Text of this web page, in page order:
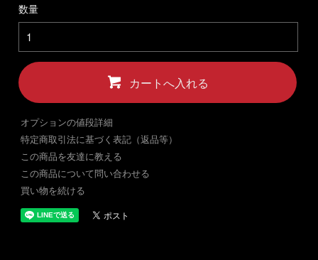
数量
カートへ入れる
オプションの値段詳細
特定商取引法に基づく表記（返品等）
この商品を友達に教える
この商品について問い合わせる
買い物を続ける